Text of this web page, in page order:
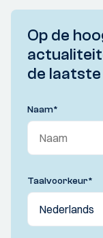
Op de
de
Naam*
Taalvoorkeur*